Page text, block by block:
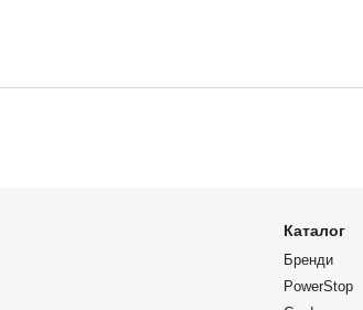
Каталог
Бренди
PowerStop